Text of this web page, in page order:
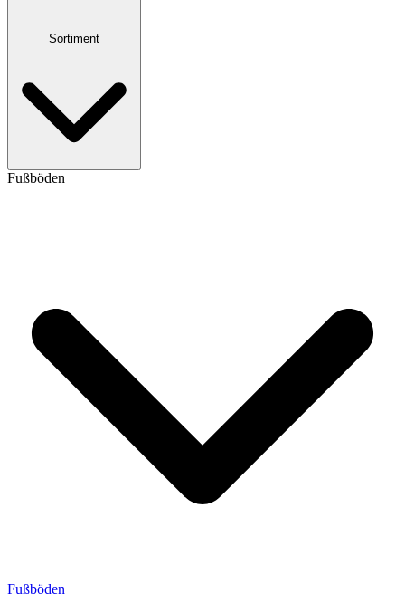
Sortiment
Fußböden
Fußböden